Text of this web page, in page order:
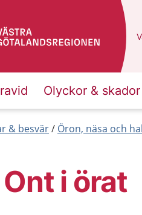
Olyckor & skador
& besvär Öron, näsa och
Ont i örat